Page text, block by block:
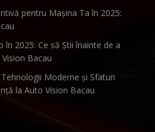
pentru Mașina Ta în 2025:
în 2025: Ce să Știi înainte de a
Bacau
Moderne și Sfaturi
la Auto Vision Bacau